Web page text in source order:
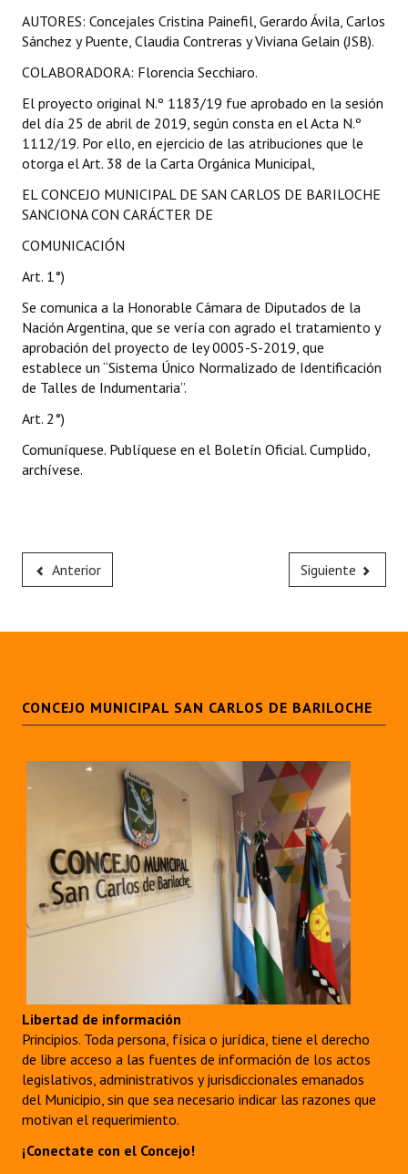
AUTORES: Concejales Cristina Painefil, Gerardo Ávila, Carlos
Sánchez y Puente, Claudia Contreras y Viviana Gelain (JSB).
COLABORADORA: Florencia Secchiaro.
El proyecto original N.º 1183/19 fue aprobado en la sesión
del día 25 de abril de 2019, según consta en el Acta N.º
1112/19. Por ello, en ejercicio de las atribuciones que le
otorga el Art. 38 de la Carta Orgánica Municipal,
EL CONCEJO MUNICIPAL DE SAN CARLOS DE BARILOCHE
SANCIONA CON CARÁCTER DE
COMUNICACIÓN
Art. 1°)
Se comunica a la Honorable Cámara de Diputados de la
Nación Argentina, que se vería con agrado el tratamiento y
aprobación del proyecto de ley 0005-S-2019, que
establece un “Sistema Único Normalizado de Identificación
de Talles de Indumentaria”.
Art. 2°)
Comuníquese. Publíquese en el Boletín Oficial. Cumplido,
archívese.
Anterior Siguiente
CONCEJO MUNICIPAL SAN CARLOS DE BARILOCHE
Libertad de información
Principios. Toda persona, física o jurídica, tiene el derecho
de libre acceso a las fuentes de información de los actos
legislativos, administrativos y jurisdiccionales emanados
del Municipio, sin que sea necesario indicar las razones que
motivan el requerimiento.
¡Conectate con el Concejo!